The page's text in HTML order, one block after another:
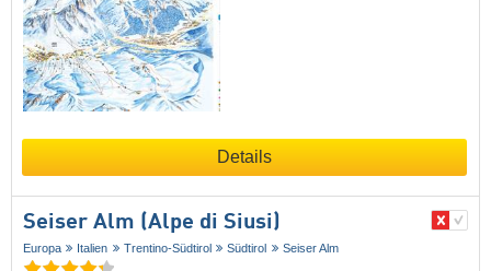
Details
Seiser Alm (Alpe di Siusi)
Europa Italien Trentino-Südtirol Südtirol Seiser Alm